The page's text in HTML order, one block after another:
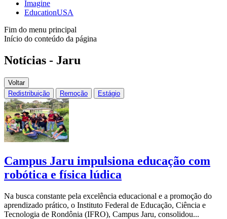
Imagine
EducationUSA
Fim do menu principal
Início do conteúdo da página
Notícias - Jaru
Voltar
Redistribuição
Remoção Estágio
Campus Jaru impulsiona educação com
robótica e física lúdica
Na busca constante pela excelência educacional e a promoção do
aprendizado prático, o Instituto Federal de Educação, Ciência e
Tecnologia de Rondônia (IFRO), Campus Jaru, consolidou...